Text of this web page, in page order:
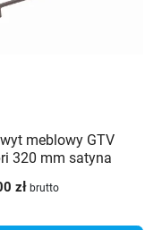
meblowy GTV
320 mm satyna
zł brutto